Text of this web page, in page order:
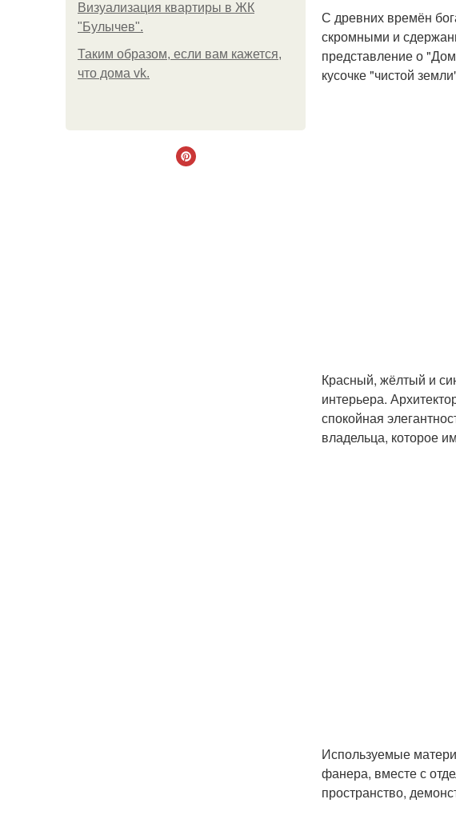
Визуализация квартиры в ЖК
"Булычев".
Таким образом, если вам кажется,
что дома vk.
С древних времён
скромными и
представление о
кусочке "чистой
Красный, жёлтый и
интерьера.
спокойная
владельца, которое
Используемые
фанера, вместе с
пространство,